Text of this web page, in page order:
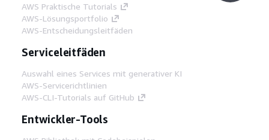
AWS Praktische Tutorials
AWS-Lösungsportfolio
AWS-Entscheidungsleitfäden
Serviceleitfäden
Auswahl eines Services mit generativer KI
AWS-Servicerichtlinien
AWS-CLI-Tutorials auf GitHub
Entwickler-Tools